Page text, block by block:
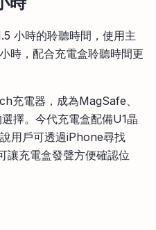
小時的聆聽時間，使用主
時，配合充電盒聆聽時間更
充電器，成為MagSafe、
擇。今代充電盒配備U1晶
用戶可透過iPhone尋找
讓充電盒發聲方便確認位